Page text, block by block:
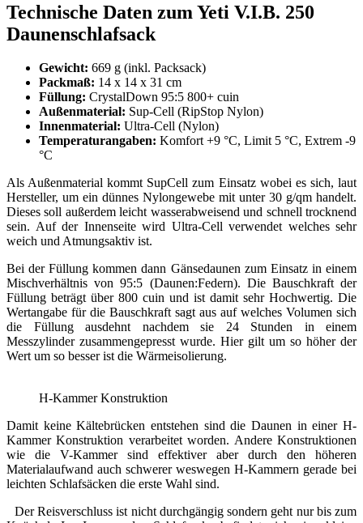
Technische Daten zum Yeti V.I.B. 250
Daunenschlafsack
Gewicht: 669 g (inkl. Packsack)
Packmaß: 14 x 14 x 31 cm
Füllung: CrystalDown 95:5 800+ cuin
Außenmaterial: Sup-Cell (RipStop Nylon)
Innenmaterial: Ultra-Cell (Nylon)
Temperaturangaben: Komfort +9 °C, Limit 5 °C, Extrem -9
°C
Als Außenmaterial kommt SupCell zum Einsatz wobei es sich, laut
Hersteller, um ein dünnes Nylongewebe mit unter 30 g/qm handelt.
Dieses soll außerdem leicht wasserabweisend und schnell trocknend
sein. Auf der Innenseite wird Ultra-Cell verwendet welches sehr
weich und Atmungsaktiv ist.
Bei der Füllung kommen dann Gänsedaunen zum Einsatz in einem
Mischverhältnis von 95:5 (Daunen:Federn). Die Bauschkraft der
Füllung beträgt über 800 cuin und ist damit sehr Hochwertig. Die
Wertangabe für die Bauschkraft sagt aus auf welches Volumen sich
die Füllung ausdehnt nachdem sie 24 Stunden in einem
Messzylinder zusammengepresst wurde. Hier gilt um so höher der
Wert um so besser ist die Wärmeisolierung.
H-Kammer Konstruktion
Damit keine Kältebrücken entstehen sind die Daunen in einer H-
Kammer Konstruktion verarbeitet worden. Andere Konstruktionen
wie die V-Kammer sind effektiver aber durch den höheren
Materialaufwand auch schwerer weswegen H-Kammern gerade bei
leichten Schlafsäcken die erste Wahl sind.
Der Reisverschluss ist nicht durchgängig sondern geht nur bis zum